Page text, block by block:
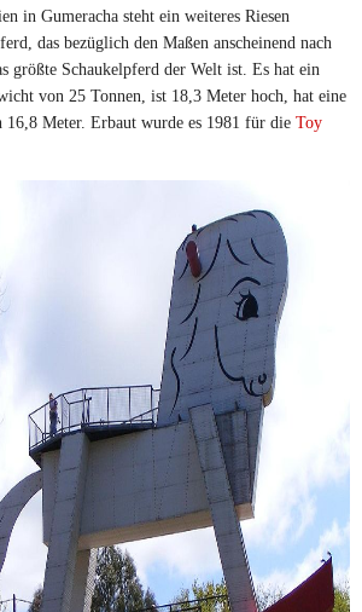
in Gumeracha steht ein weiteres Riesen
das bezüglich den Maßen anscheinend nach
größte Schaukelpferd der Welt ist. Es hat ein
von 25 Tonnen, ist 18,3 Meter hoch, hat eine
16,8 Meter. Erbaut wurde es 1981 für die Toy